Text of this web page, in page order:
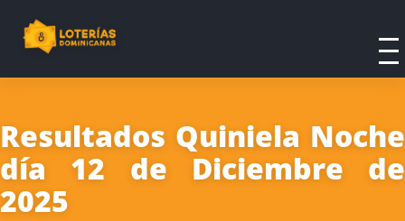
Resultados Quiniela Noche
día 12 de Diciembre de
2025